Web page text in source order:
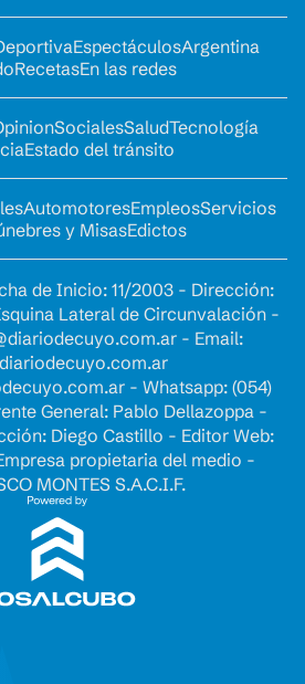
EspectáculosArgentina
RecetasEn las redes
SocialesSaludTecnología
Estado del tránsito
AutomotoresEmpleosServicios
y MisasEdictos
de Inicio: 11/2003 - Dirección:
Lateral de Circunvalación -
- Email:
- Whatsapp: (054)
General: Pablo Dellazoppa -
Diego Castillo - Editor Web:
propietaria del medio -
MONTES S.A.C.I.F.